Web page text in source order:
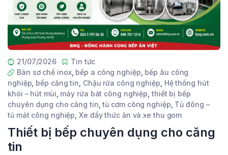
21/07/2026
Tin tức
Bàn sơ chế inox, bếp a công nghiệp bếp âu công
nghiệp bếp căng tin Chậu rửa công nghiệp Hệ thống hút
khói – hút mùi máy rửa bát công nghiệp thiết bị bếp
chuyên dụng cho căng tin ,tủ cơm công nghiệp Tủ đông –
tủ mát công nghiệp ,Xe đẩy thức ăn và xe thu gom
Thiết bị bếp chuyên dụng cho căng
tin